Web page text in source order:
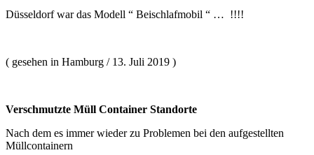
Düsseldorf war das Modell “ Beischlafmobil “ … !!!!
( gesehen in Hamburg / 13. Juli 2019 )
Verschmutzte Müll Container Standorte
Nach dem es immer wieder zu Problemen bei den aufgestellten
Müllcontainern